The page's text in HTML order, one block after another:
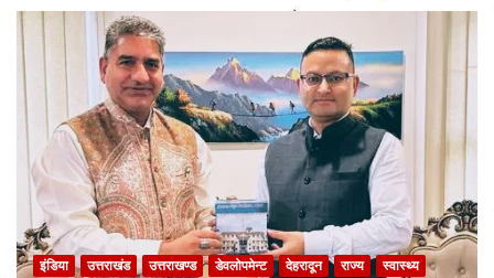
इंडिया उत्तराखंड उत्तराखण्ड डेवलोपमेन्ट देहरादून राज्य स्वास्थ्य